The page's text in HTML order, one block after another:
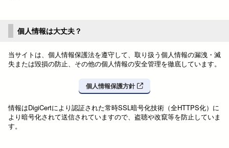
個人情報は大丈夫？
当サイトは、個人情報保護法を遵守して、取り扱う個人情報の漏洩・滅
失または毀損の防止、その他の個人情報の安全管理を徹底しています。
個人情報保護方針
情報はDigiCertにより認証された常時SSL暗号化技術（全HTTPS化）に
より暗号化されて送信されていますので、盗聴や改竄等を防止していま
す。